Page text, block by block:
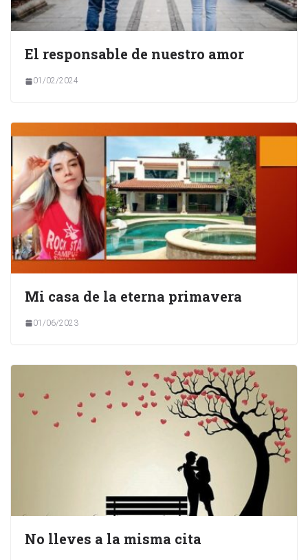
El responsable de nuestro amor
01/02/2024
Mi casa de la eterna primavera
01/06/2023
No lleves a la misma cita